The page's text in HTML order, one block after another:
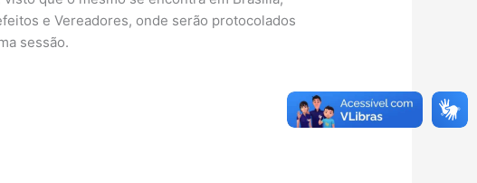
e Vereadores, onde serão protocolados
sessão.